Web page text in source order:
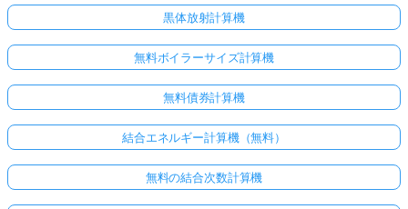
黒体放射計算機
無料ボイラーサイズ計算機
無料債券計算機
結合エネルギー計算機（無料）
無料の結合次数計算機